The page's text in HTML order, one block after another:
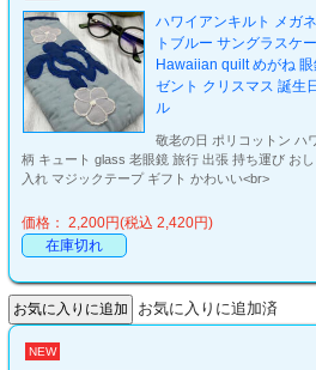
ハワイアンキルト メガ
トブルー サングラスケ
Hawaiian quilt めがね
ゼント クリスマス 誕生
ル
敬老の日 ポリコットン ハ
柄 キュート glass 老眼鏡 旅行 出張 持ち運び お
入れ マジックテープ ギフト かわいい<br>
価格： 2,200円(税込 2,420円)
在庫切れ
お気に入りに追加済
NEW